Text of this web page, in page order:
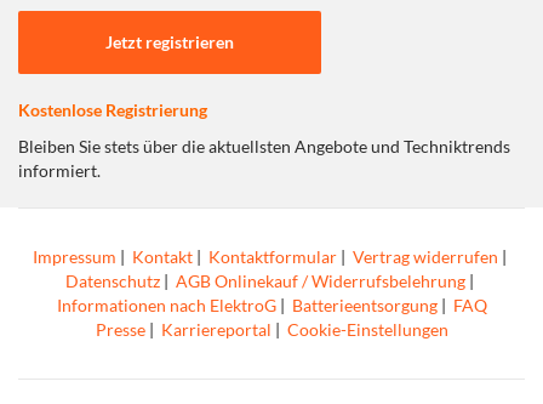
Jetzt registrieren
Kostenlose Registrierung
Bleiben Sie stets über die aktuellsten Angebote und Techniktrends
informiert.
Impressum | Kontakt | Kontaktformular | Vertrag widerrufen |
Datenschutz | AGB Onlinekauf / Widerrufsbelehrung |
Informationen nach ElektroG| Batterieentsorgung| FAQ
Presse| Karriereportal | Cookie-Einstellungen